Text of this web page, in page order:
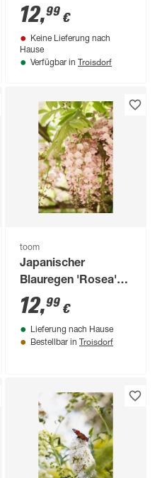
15 cm Topf
12,99 €
Keine Lieferung nach
Hause
Verfügbar in Troisdorf
toom
Japanischer
Blauregen 'Rosea'
rosa 14 cm Topf
12,99 €
Lieferung nach Hause
Bestellbar in Troisdorf